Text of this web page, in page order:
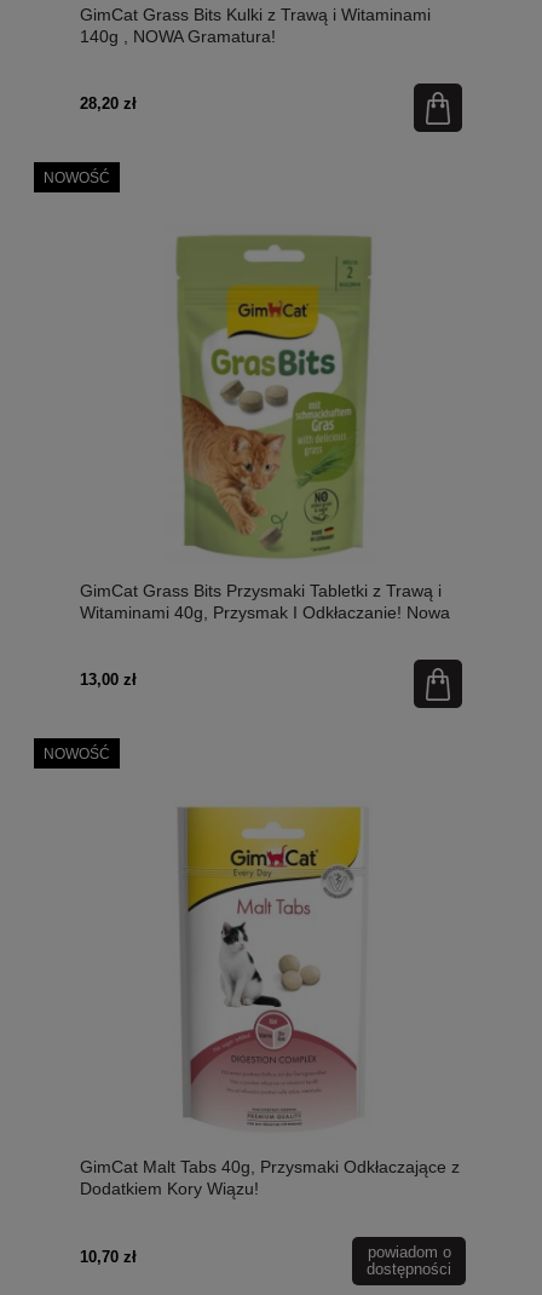
GimCat Grass Bits Kulki z Trawą i Witaminami
140g , NOWA Gramatura!
28,20 zł
GimCat Grass Bits Przysmaki Tabletki z Trawą i
Witaminami 40g, Przysmak I Odkłaczanie! Nowa
13,00 zł
NOWOŚĆ
GimCat Malt Tabs 40g, Przysmaki Odkłaczające z
Dodatkiem Kory Wiązu!
10,70 zł
powiadom o
dostępności
NOWOŚĆ